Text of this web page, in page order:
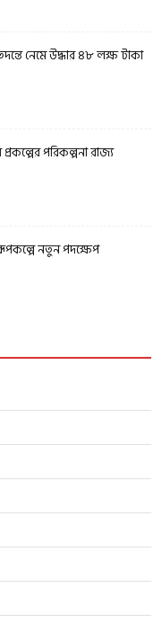
নেমে উদ্ধার ৪৮ লক্ষ টাকা
পরিকল্পনা রাজ্য
নতুন পদক্ষেপ